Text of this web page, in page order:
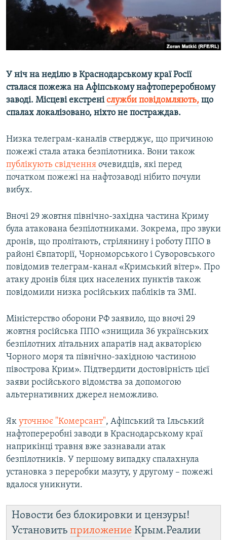
ВІДЕОУРОКИ «ELIFBE»
СВІДЧЕННЯ ОКУПАЦІЇ
УКРАЇНСЬКА ПРОБЛЕМА КРИМУ
Усі сайти RFE/RL
У ніч на неділю в Краснодарському краї Росії
сталася пожежа на Афіпському нафтопереробному
заводі. Місцеві екстреніслужби повідомляють, що
спалах локалізовано, ніхто не постраждав.
Низка телеграм-каналів стверджує, що причиною
пожежі стала атака безпілотника. Вони також
публікують свідчення очевидців, які перед
початком пожежі на нафтозаводі нібито почули
вибух.
Вночі 29 жовтня північно-західна частина Криму
була атакована безпілотниками. Зокрема, про звуки
дронів, що пролітають, стрілянину і роботу ППО в
районі Євпаторії, Чорноморського і Суворовського
повідомив телеграм-канал «Кримський вітер». Про
атаку дронів біля цих населених пунктів також
повідомили низка російських пабліків та ЗМІ.
Міністерство оборони РФ заявило, що вночі 29
жовтня російська ППО «знищила 36 українських
безпілотних літальних апаратів над акваторією
Чорного моря та північно-західною частиною
півострова Крим». Підтвердити достовірність цієї
заяви російського відомства за допомогою
альтернативних джерел неможливо.
Як уточнює "Комерсант", Афіпський та Ільський
нафтопереробні заводи в Краснодарському краї
наприкінці травня вже зазнавали атак
безпілотників. У першому випадку спалахнула
установка з переробки мазуту, у другому – пожежі
вдалося уникнути.
Новости без блокировки и цензуры!
Установить приложение Крым.Реалии